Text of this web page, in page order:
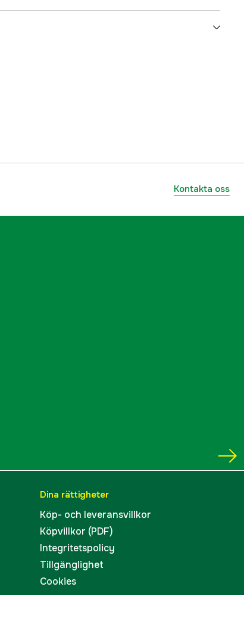
Kontakta oss
Dina rättigheter
Köp- och leveransvillkor
Köpvillkor (PDF)
Integritetspolicy
Tillgänglighet
Cookies